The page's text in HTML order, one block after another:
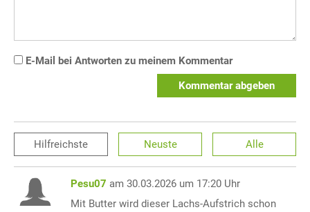
E-Mail bei Antworten zu meinem Kommentar
Kommentar abgeben
Hilfreichste Neuste Alle
Pesu07 am 30.03.2026 um 17:20 Uhr
Mit Butter wird dieser Lachs-Aufstrich schon